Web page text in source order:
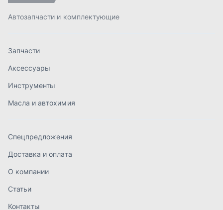
Спецпредложения
Доставка и оплата
Контакты
order@mteh74.ru
+7 (904) 945-52-55
г. Златоуст